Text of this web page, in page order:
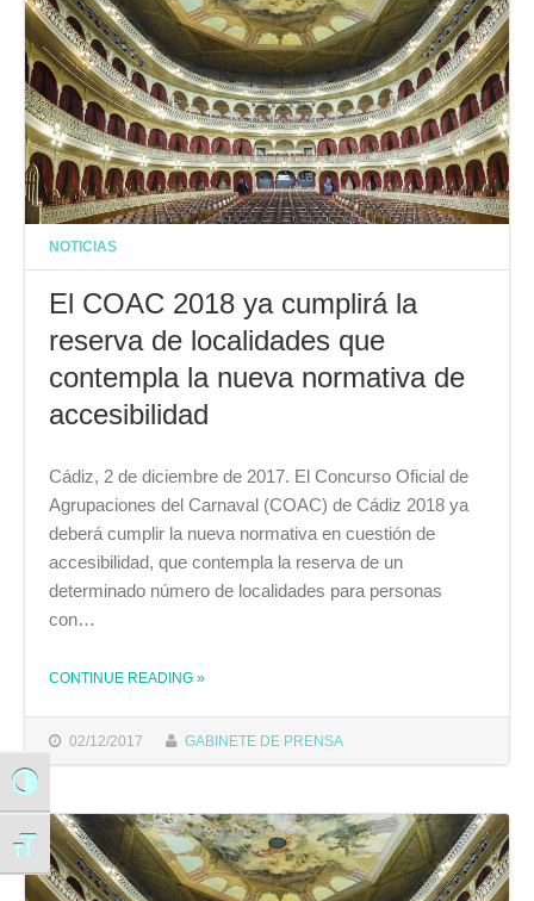
Alternar alto contraste
Alternar tamaño de letra
NOTICIAS
El COAC 2018 ya cumplirá la
reserva de localidades que
contempla la nueva normativa de
accesibilidad
02/12/2017 GABINETE DE PRENSA
Cádiz, 2 de diciembre de 2017. El Concurso Oficial de
Agrupaciones del Carnaval (COAC) de Cádiz 2018 ya
deberá cumplir la nueva normativa en cuestión de
accesibilidad, que contempla la reserva de un
determinado número de localidades para personas
con…
CONTINUE READING THE "EL COAC 2018 YA CUMPLIRÁ LA RESERVA DE LOCALIDADES QUE CONTEMPLA LA NUEVA NORMATIVA DE ACCESIBILIDAD"
»